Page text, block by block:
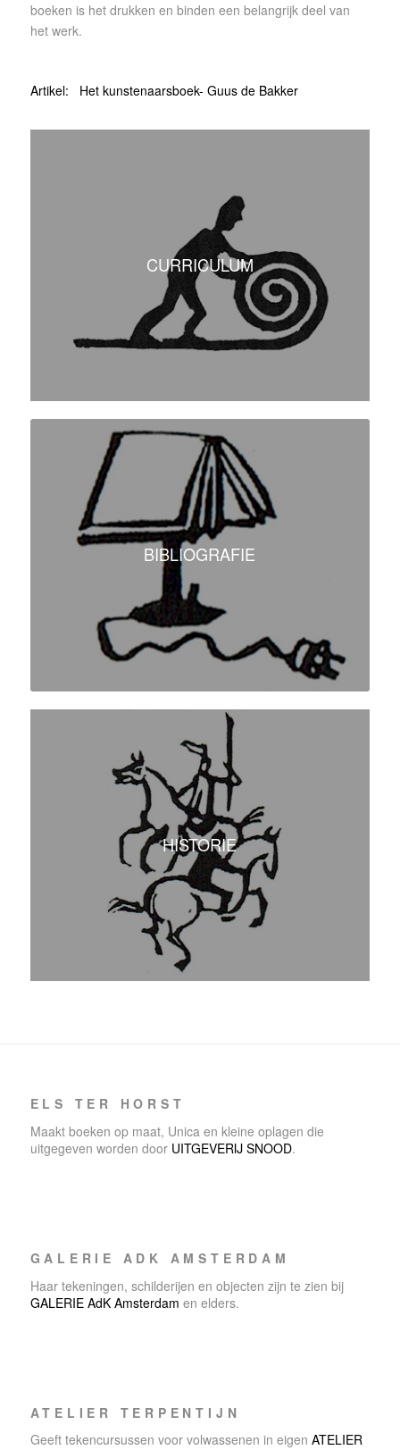
boeken is het drukken en binden een belangrijk deel van
het werk.
Artikel: Het kunstenaarsboek- Guus de Bakker
CURRICULUM
BIBLIOGRAFIE
HISTORIE
ELS TER HORST
Maakt boeken op maat, Unica en kleine oplagen die
uitgegeven worden door UITGEVERIJ SNOOD.
GALERIE ADK AMSTERDAM
Haar tekeningen, schilderijen en objecten zijn te zien bij
GALERIE AdK Amsterdam en elders.
ATELIER TERPENTIJN
Geeft tekencursussen voor volwassenen in eigen ATELIER